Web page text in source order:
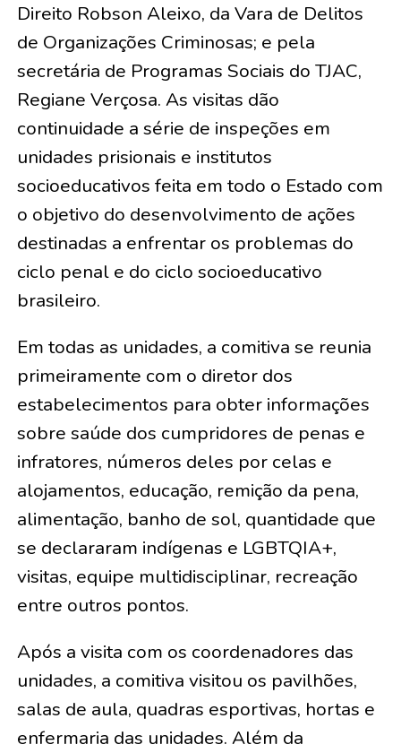
Direito Robson Aleixo, da Vara de Delitos
de Organizações Criminosas; e pela
secretária de Programas Sociais do TJAC,
Regiane Verçosa. As visitas dão
continuidade a série de inspeções em
unidades prisionais e institutos
socioeducativos feita em todo o Estado com
o objetivo do desenvolvimento de ações
destinadas a enfrentar os problemas do
ciclo penal e do ciclo socioeducativo
brasileiro.
Em todas as unidades, a comitiva se reunia
primeiramente com o diretor dos
estabelecimentos para obter informações
sobre saúde dos cumpridores de penas e
infratores, números deles por celas e
alojamentos, educação, remição da pena,
alimentação, banho de sol, quantidade que
se declararam indígenas e LGBTQIA+,
visitas, equipe multidisciplinar, recreação
entre outros pontos.
Após a visita com os coordenadores das
unidades, a comitiva visitou os pavilhões,
salas de aula, quadras esportivas, hortas e
enfermaria das unidades. Além da